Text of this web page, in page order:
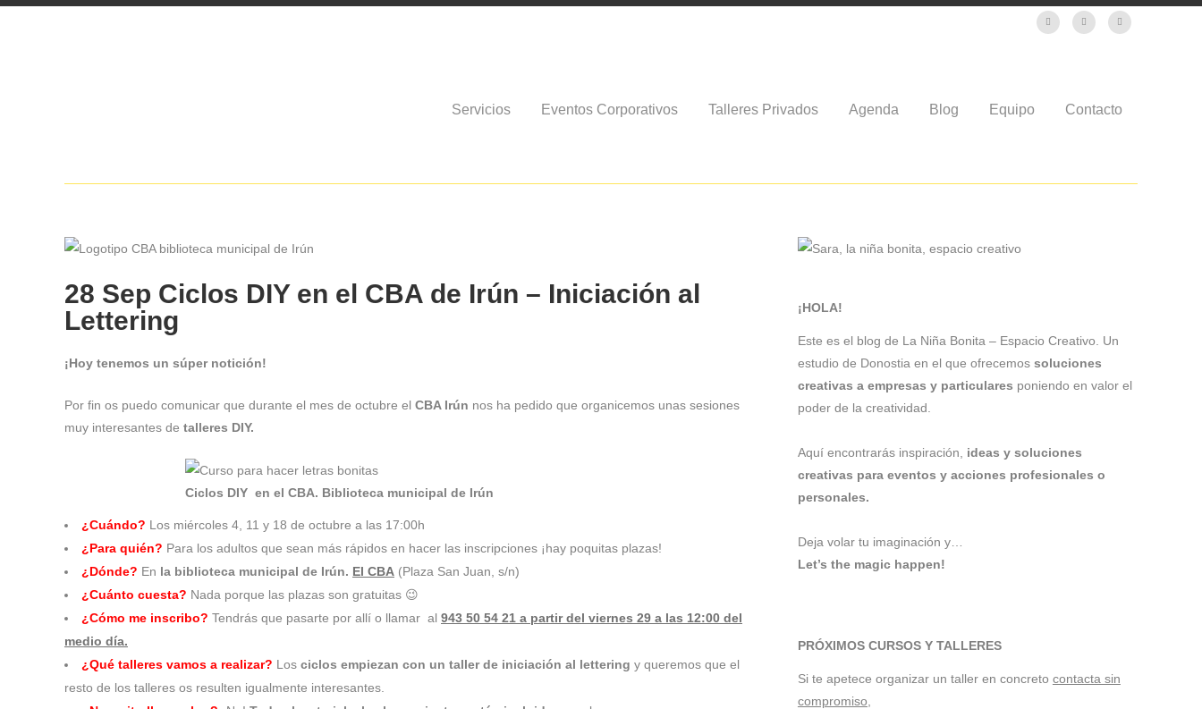
Servicios Eventos Corporativos Talleres Privados Agenda Blog Equipo Contacto
28 Sep Ciclos DIY en el CBA de Irún – Iniciación al
Lettering
¡Hoy tenemos un súper notición!
Por fin os puedo comunicar que durante el mes de octubre el CBA Irún nos ha pedido que organicemos unas sesiones
muy interesantes de talleres DIY.
Ciclos DIY en el CBA. Biblioteca municipal de Irún
¿Cuándo? Los miércoles 4, 11 y 18 de octubre a las 17:00h
¿Para quién? Para los adultos que sean más rápidos en hacer las inscripciones ¡hay poquitas plazas!
¿Dónde? En la biblioteca municipal de Irún. El CBA (Plaza San Juan, s/n)
¿Cuánto cuesta? Nada porque las plazas son gratuitas 😉
¿Cómo me inscribo? Tendrás que pasarte por allí o llamar al 943 50 54 21 a partir del viernes 29 a las 12:00 del
medio día.
¿Qué talleres vamos a realizar? Los ciclos empiezan con un taller de iniciación al lettering y queremos que el
resto de los talleres os resulten igualmente interesantes.
¡HOLA!
Este es el blog de La Niña Bonita – Espacio Creativo. Un
estudio de Donostia en el que ofrecemos soluciones
creativas a empresas y particulares poniendo en valor el
poder de la creatividad.
Aquí encontrarás inspiración,
ideas y soluciones
creativas para eventos y acciones profesionales o
personales.
Deja volar tu imaginación y…
Let’s the magic happen!
PRÓXIMOS CURSOS Y TALLERES
Si te apetece organizar un taller en concreto contacta sin
compromiso,